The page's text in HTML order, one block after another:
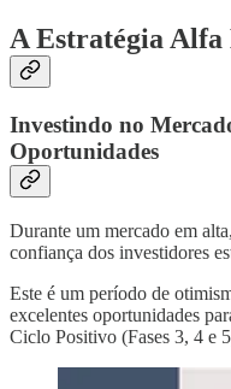
A Estratégia Alfa
Investindo no
Oportunidades
Durante um mercado em
confiança dos investidores
Este é um período de
excelentes oportunidades
Ciclo Positivo (Fases 3, 4 e